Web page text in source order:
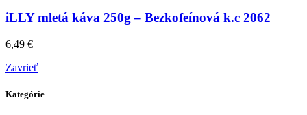
iLLY mletá káva 250g – Bezkofeínová k.c 2062
6,49 €
Zavrieť
Kategórie